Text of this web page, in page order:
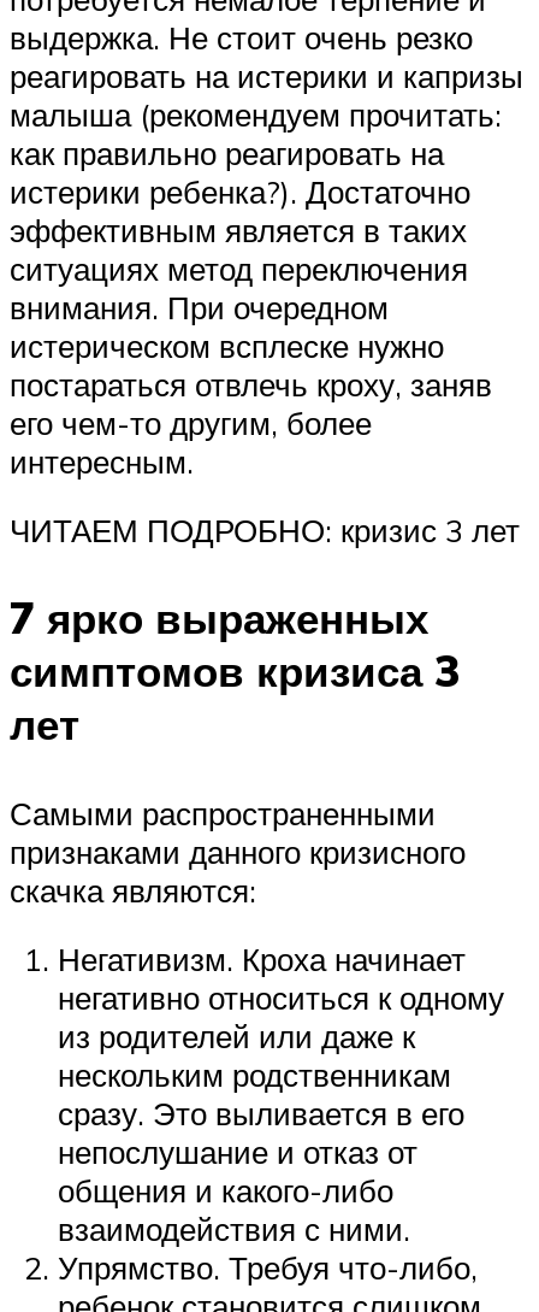
выдержка. Не стоит очень резко
реагировать на истерики и капризы
малыша (рекомендуем прочитать:
как правильно реагировать на
истерики ребенка?). Достаточно
эффективным является в таких
ситуациях метод переключения
внимания. При очередном
истерическом всплеске нужно
постараться отвлечь кроху, заняв
его чем-то другим, более
интересным.
ЧИТАЕМ ПОДРОБНО: кризис 3 лет
7 ярко выраженных
симптомов кризиса 3
лет
Самыми распространенными
признаками данного кризисного
скачка являются:
Негативизм. Кроха начинает
негативно относиться к одному
из родителей или даже к
нескольким родственникам
сразу. Это выливается в его
непослушание и отказ от
общения и какого-либо
взаимодействия с ними.
Упрямство. Требуя что-либо,